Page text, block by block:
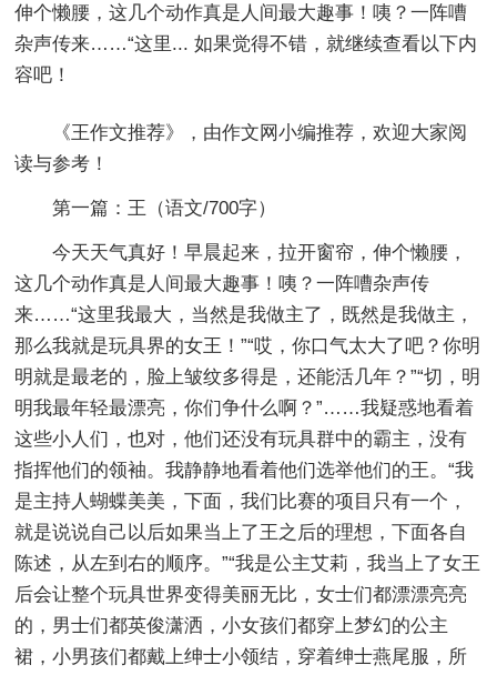
伸个懒腰，这几个动作真是人间最大趣事！咦？一阵嘈
杂声传来……“这里... 如果觉得不错，就继续查看以下内
容吧！
《王作文推荐》，由作文网小编推荐，欢迎大家阅
读与参考！
第一篇：王 （语文/700字）
今天天气真好！早晨起来，拉开窗帘，伸个懒腰，
这几个动作真是人间最大趣事！咦？一阵嘈杂声传
来……“这里我最大，当然是我做主了，既然是我做主，
那么我就是玩具界的女王！”“哎，你口气太大了吧？你明
明就是最老的，脸上皱纹多得是，还能活几年？”“切，明
明我最年轻最漂亮，你们争什么啊？”……我疑惑地看着
这些小人们，也对，他们还没有玩具群中的霸主，没有
指挥他们的领袖。我静静地看着他们选举他们的王。“我
是主持人蝴蝶美美，下面，我们比赛的项目只有一个，
就是说说自己以后如果当上了王之后的理想，下面各自
陈述，从左到右的顺序。”“我是公主艾莉，我当上了女王
后会让整个玩具世界变得美丽无比，女士们都漂漂亮亮
的，男士们都英俊潇洒，小女孩们都穿上梦幻的公主
裙，小男孩们都戴上绅士小领结，穿着绅士燕尾服，所